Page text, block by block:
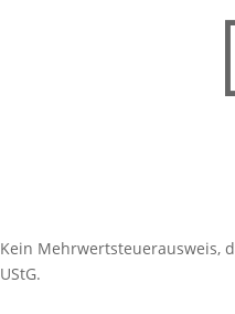
Kein Mehrwertsteuerausweis,
UStG.